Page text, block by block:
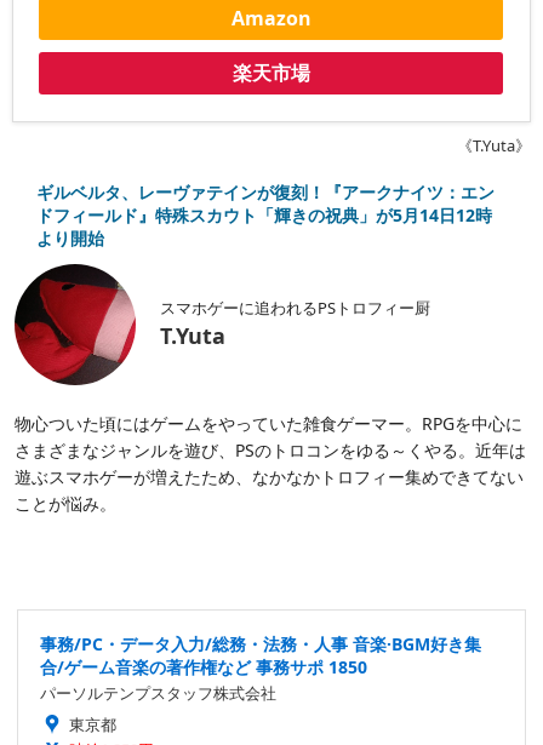
Amazon
楽天市場
《T.Yuta》
ギルベルタ、レーヴァテインが復刻！『アークナイツ：エン
ドフィールド』特殊スカウト「輝きの祝典」が5月14日12時
より開始
スマホゲーに追われるPSトロフィー厨
T.Yuta
物心ついた頃にはゲームをやっていた雑食ゲーマー。RPGを中心に
さまざまなジャンルを遊び、PSのトロコンをゆる～くやる。近年は
遊ぶスマホゲーが増えたため、なかなかトロフィー集めできてない
ことが悩み。
事務/PC・データ入力/総務・法務・人事 音楽·BGM好き集
合/ゲーム音楽の著作権など 事務サポ 1850
パーソルテンプスタッフ株式会社
東京都